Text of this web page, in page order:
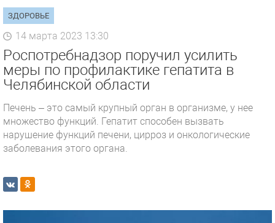
ЗДОРОВЬЕ
14 марта 2023 13:30
Роспотребнадзор поручил усилить
меры по профилактике гепатита в
Челябинской области
Печень – это самый крупный орган в организме, у нее
множество функций. Гепатит способен вызвать
нарушение функций печени, цирроз и онкологические
заболевания этого органа.